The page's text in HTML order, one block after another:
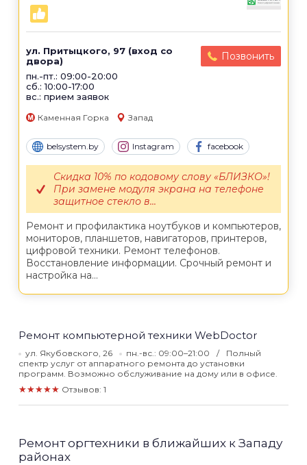
ул. Притыцкого, 97 (вход со
двора)
пн.-пт.: 09:00-20:00
сб.: 10:00-17:00
вс.: прием заявок
Позвонить
Каменная Горка Запад
belsystem.by Instagram facebook
Ремонт и профилактика ноутбуков и компьютеров,
мониторов, планшетов, навигаторов, принтеров,
цифровой техники. Ремонт телефонов.
Восстановление информации. Срочный ремонт и
настройка на...
Скидка 10% по кодовому слову «БЛИЗКО»!
При замене модуля экрана на телефоне
защитное стекло в...
Ремонт компьютерной техники WebDoctor
ул. Якубовского, 26 пн.-вс.: 09:00–21:00
Полный
спектр услуг от аппаратного ремонта до установки
программ. Возможно обслуживание на дому или в офисе.
★★★★★ Отзывов: 1
Ремонт оргтехники в ближайших к Западу
районах